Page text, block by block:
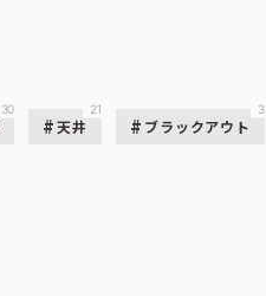
30
天井
21
ブラックアウト
3